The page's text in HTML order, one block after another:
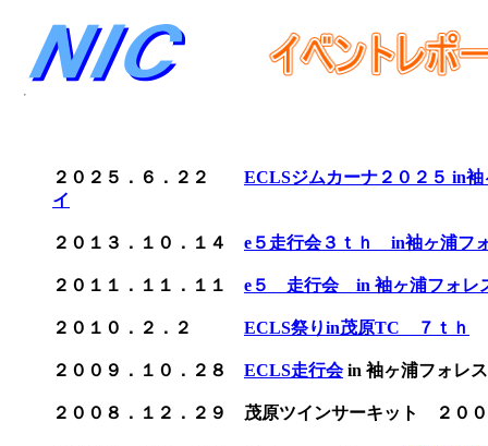
２０２５．６．２２ ECLSジムカーナ２０２５ in
イ
２０１３．１０．１４ e５走行会３ｔｈ in袖ヶ浦フ
２０１１．１１．１１ e５ 走行会 in 袖ヶ浦フォレ
２０１０．２．２ ECLS祭りin茂原TC ７ｔｈ
２００９．１０．２８ ECLS走行会in 袖ヶ浦フォレ
２００８．１２．２９ 茂原ツインサーキット ２０